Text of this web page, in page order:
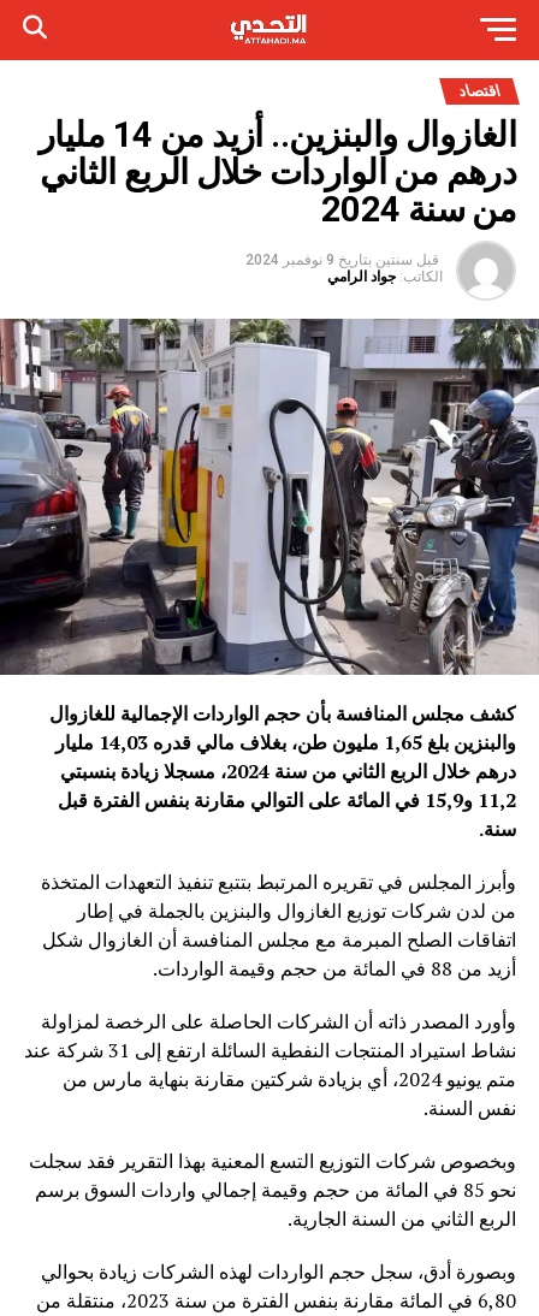
اقتصاد
الغازوال والبنزين.. أزيد من 14 مليار
درهم من الواردات خلال الربع الثاني
من سنة 2024
قبل سنتين بتاريخ 9 نوفمبر 2024
الكاتب: جواد الرامي
كشف مجلس المنافسة بأن حجم الواردات الإجمالية للغازوال
والبنزين بلغ 1,65 مليون طن، بغلاف مالي قدره 14,03 مليار
درهم خلال الربع الثاني من سنة 2024، مسجلا زيادة بنسبتي
11,2 و15,9 في المائة على التوالي مقارنة بنفس الفترة قبل
سنة.
وأبرز المجلس في تقريره المرتبط بتتبع تنفيذ التعهدات المتخذة
من لدن شركات توزيع الغازوال والبنزين بالجملة في إطار
اتفاقات الصلح المبرمة مع مجلس المنافسة أن الغازوال شكل
أزيد من 88 في المائة من حجم وقيمة الواردات.
وأورد المصدر ذاته أن الشركات الحاصلة على الرخصة لمزاولة
نشاط استيراد المنتجات النفطية السائلة ارتفع إلى 31 شركة عند
متم يونيو 2024، أي بزيادة شركتين مقارنة بنهاية مارس من
نفس السنة.
وبخصوص شركات التوزيع التسع المعنية بهذا التقرير فقد سجلت
نحو 85 في المائة من حجم وقيمة إجمالي واردات السوق برسم
الربع الثاني من السنة الجارية.
وبصورة أدق، سجل حجم الواردات لهذه الشركات زيادة بحوالي
6,80 في المائة مقارنة بنفس الفترة من سنة 2023، منتقلة من